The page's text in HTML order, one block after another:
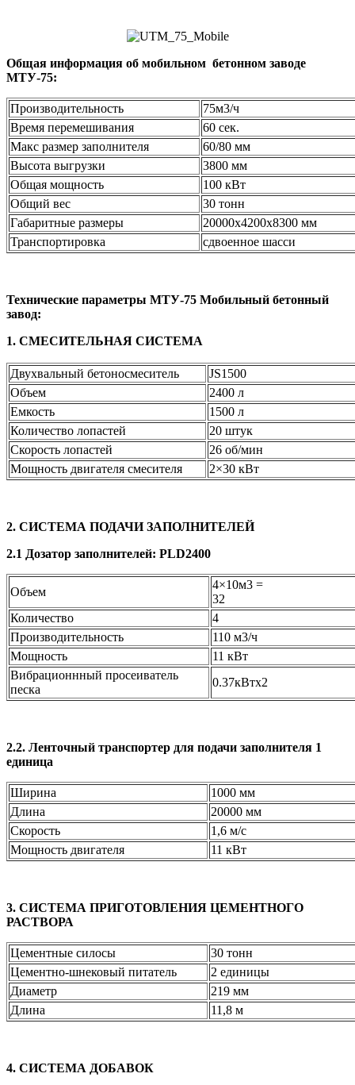
Общая информация об мобильном бетонном заводе
МТУ-75:
Производительность
75м3/ч
Время перемешивания
60 сек.
Макс размер заполнителя
60/80 мм
Высота выгрузки
3800 мм
Общая мощность
100 кВт
Общий вес
30 тoнн
Габаритные размеры
20000x4200x8300 мм
Транспортировка
сдвоенное шасси
Технические параметры МТУ-75 Мобильный бетонный
завод:
1. СМЕСИТЕЛЬНАЯ СИСТЕМА
Двухвальный бетоносмеситель
JS1500
Объем
2400 л
Емкость
1500 л
Количество лопастей
20 штук
Скорость лопастей
26 об/мин
Мощность двигателя смесителя
2×30 кВт
2. СИСТЕМА ПОДАЧИ ЗАПОЛНИТЕЛЕЙ
2.1 Дозатор заполнителей: PLD2400
Объем
4×10м3 =
32
Количество
4
Производительность
110 м3/ч
Мощность
11 кВт
Вибрационнный просеиватель
песка
0.37кВтx2
2.2. Ленточный транспортер для подачи заполнителя 1
единица
Ширина
1000 мм
Длина
20000 мм
Скорость
1,6 м/с
Мощность двигателя
11 кВт
3. СИСТЕМА ПРИГОТОВЛЕНИЯ ЦЕМЕНТНОГО
РАСТВОРА
Цементные силосы
30 тонн
Цементно-шнековый питатель
2 единицы
Диаметр
219 мм
Длина
11,8 м
4. СИСТЕМА ДОБАВОК